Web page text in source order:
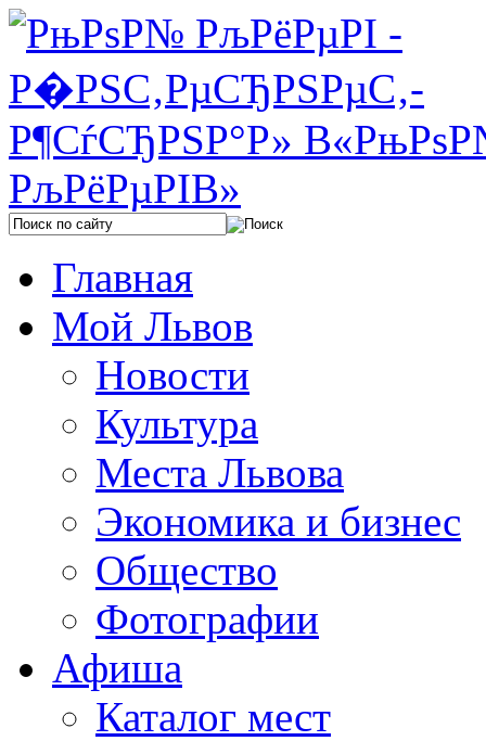
Главная
Мой Львов
Новости
Культура
Места Львова
Экономика и бизнес
Общество
Фотографии
Афиша
Каталог мест